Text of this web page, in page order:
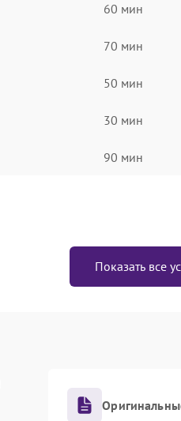
60 мин
70 мин
50 мин
30 мин
90 мин
Показать все